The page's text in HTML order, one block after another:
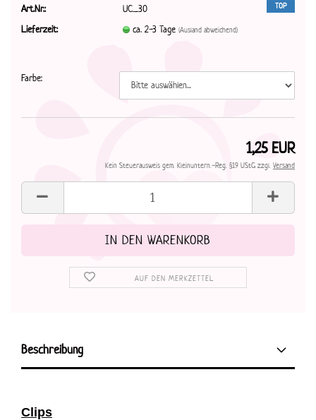
TOP
Art.Nr.:
UC_30
Lieferzeit:
ca. 2-3 Tage(Ausland abweichend)
Farbe:
1,25 EUR
Kein Steuerausweis gem. Kleinuntern.-Reg. §19 UStG zzgl. Versand
AUF DEN MERKZETTEL
Beschreibung
Clips